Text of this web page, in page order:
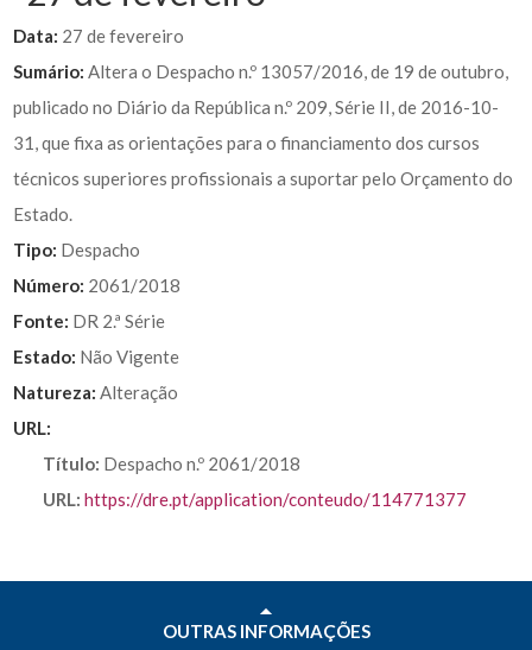
Data: 27 de fevereiro
Sumário:Altera o Despacho n.º 13057/2016, de 19 de outubro,
publicado no Diário da República n.º 209, Série II, de 2016-10-
31, que fixa as orientações para o financiamento dos cursos
técnicos superiores profissionais a suportar pelo Orçamento do
Estado.
Tipo: Despacho
Número: 2061/2018
Fonte: DR 2.ª Série
Estado: Não Vigente
Natureza:Alteração
URL:
Título: Despacho n.º 2061/2018
URL:https://dre.pt/application/conteudo/114771377
OUTRAS INFORMAÇÕES